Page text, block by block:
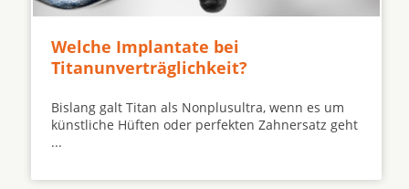
Welche Implantate bei
Titanunverträglichkeit?
Bislang galt Titan als Nonplusultra, wenn es um
künstliche Hüften oder perfekten Zahnersatz geht
...